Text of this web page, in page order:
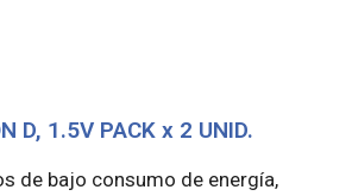
D, 1.5V PACK x 2 UNID.
de bajo consumo de energía,